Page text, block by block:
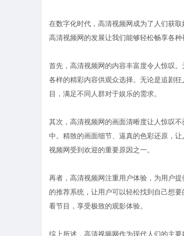
在数字化时代，高清视频网成为了人们获
高清视频网的发展让我们能够轻松畅享各
首先，高清视频网的内容丰富度令人惊叹
各样的精彩内容供观众选择。无论是追剧
目，满足不同人群对于娱乐的需求。
其次，高清视频网的画面清晰度让人惊叹
中。精致的画面细节、逼真的色彩还原，
视频网受到欢迎的重要原因之一。
再者，高清视频网注重用户体验，为用户
的推荐系统，让用户可以轻松找到自己想
看节目，享受极致的观影体验。
综上所述，高清视频网作为现代人们的主